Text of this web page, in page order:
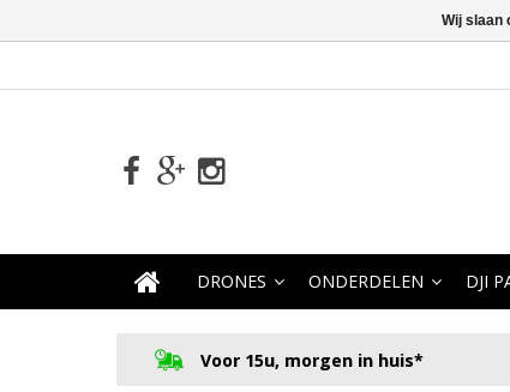
DRONES ONDERDELEN DJI
Voor 15u, morgen in huis*
Wij slaan